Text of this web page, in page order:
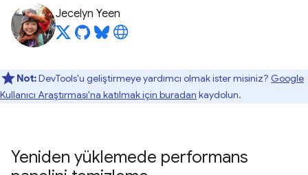
Jecelyn Yeen
Not:DevTools'u geliştirmeye yardımcı olmak ister misiniz? Google
Kullanıcı Araştırması'na katılmak için buradan kaydolun.
Yeniden yüklemede performans